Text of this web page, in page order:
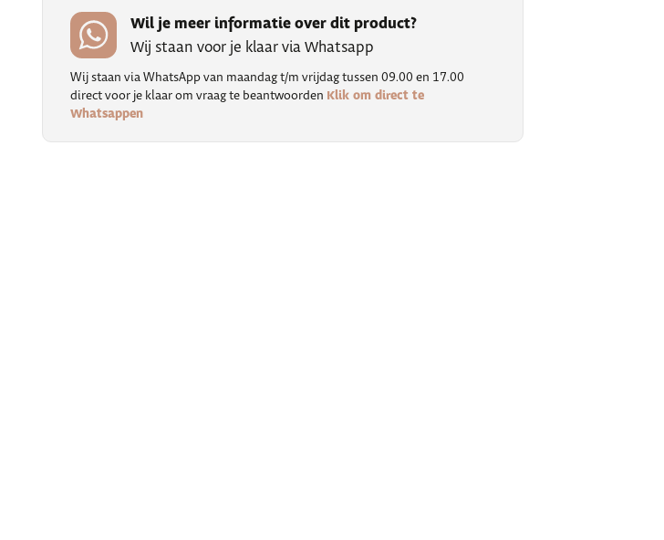
Wil je meer informatie over dit product?
Wij staan voor je klaar via Whatsapp
Wij staan via WhatsApp van maandag t/m vrijdag tussen 09.00 en 17.00
direct voor je klaar om vraag te beantwoorden Klik om direct te
Whatsappen